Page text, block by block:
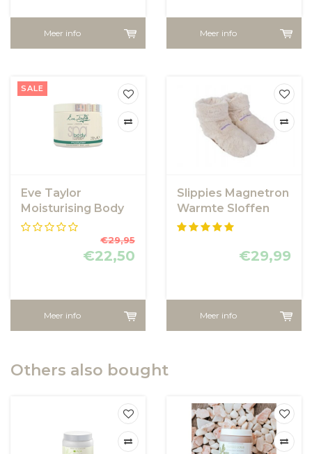
Meer info Meer info
SALE
Eve Taylor
Moisturising Body
Butter - Eve Taylor
€29,95
€22,50
Meer info
Slippies Magnetron
Warmte Sloffen
beige maat 37-42
€29,99
Meer info
Others also bought